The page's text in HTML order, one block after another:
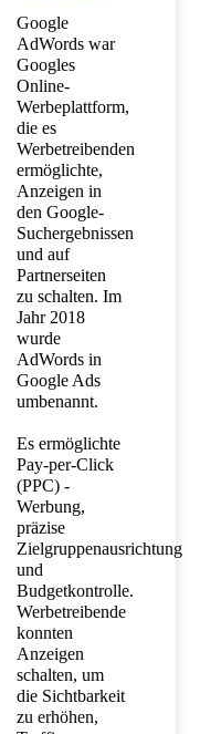
Google
AdWords war
Googles
Online-
Werbeplattform,
die es
Werbetreibenden
ermöglichte,
Anzeigen in
den Google-
Suchergebnissen
und auf
Partnerseiten
zu schalten. Im
Jahr 2018
wurde
AdWords in
Google Ads
umbenannt.
Es ermöglichte
Pay-per-Click
(PPC) -
Werbung,
präzise
Zielgruppenausrichtung
und
Budgetkontrolle.
Werbetreibende
konnten
Anzeigen
schalten, um
die Sichtbarkeit
zu erhöhen,